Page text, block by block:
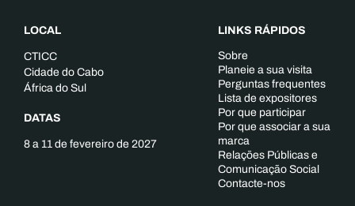
LOCAL
CTICC
Cidade do Cabo
África do Sul
DATAS
8 a 11 de fevereiro de 2027
LINKS RÁPIDOS
Sobre
Planeie a sua visita
Perguntas frequentes
Lista de expositores
Por que participar
Por que associar a sua
marca
Relações Públicas e
Comunicação Social
Contacte-nos